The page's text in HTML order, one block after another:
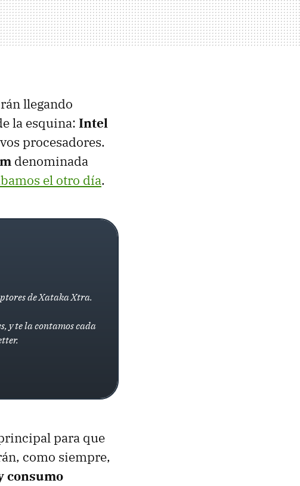
llegando
la esquina: Intel
procesadores.
denominada
el otro día.
de Xataka Xtra.
y te la contamos cada
para que
como siempre,
consumo